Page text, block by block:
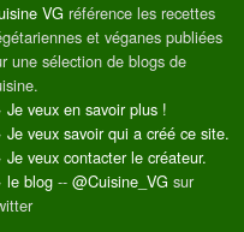
VG référence les recettes
et véganes publiées
une sélection de blogs de
Je veux en savoir plus !
Je veux savoir qui a créé ce site.
Je veux contacter le créateur.
le blog -- @Cuisine_VG sur